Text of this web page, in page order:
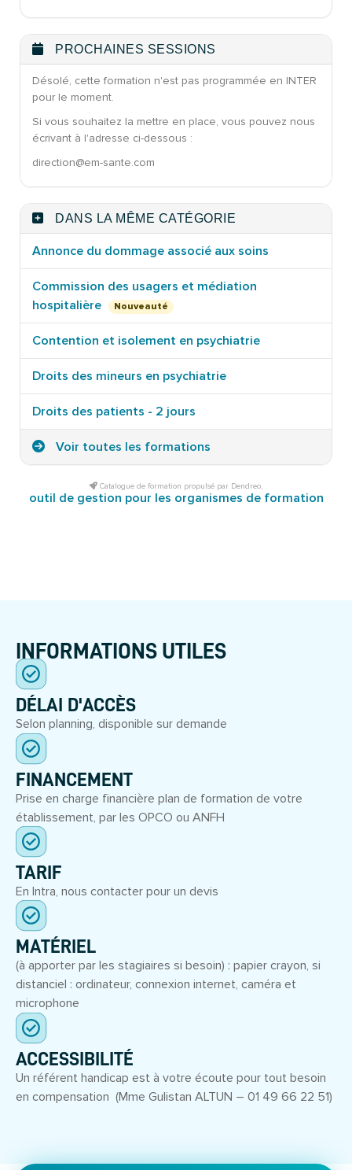
PROCHAINES SESSIONS
Désolé, cette formation n'est pas programmée en INTER
pour le moment.
Si vous souhaitez la mettre en place, vous pouvez nous
écrivant à l'adresse ci-dessous :
direction@em-sante.com
DANS LA MÊME CATÉGORIE
Annonce du dommage associé aux soins
Commission des usagers et médiation
hospitalière
Nouveauté
Contention et isolement en psychiatrie
Droits des mineurs en psychiatrie
Droits des patients - 2 jours
Voir toutes les formations
Catalogue de formation propulsé par Dendreo,
outil de gestion pour les organismes de formation
INFORMATIONS UTILES
DÉLAI D'ACCÈS
Selon planning, disponible sur demande
FINANCEMENT
Prise en charge financière plan de formation de votre
établissement, par les OPCO ou ANFH
TARIF
En Intra, nous contacter pour un devis
MATÉRIEL
(à apporter par les stagiaires si besoin) : papier crayon, si
distanciel : ordinateur, connexion internet, caméra et
microphone
ACCESSIBILITÉ
Un référent handicap est à votre écoute pour tout besoin
en compensation (Mme Gulistan ALTUN – 01 49 66 22 51)